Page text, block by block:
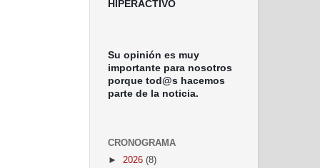
HIPERACTIVO
Su opinión es muy
importante para nosotros
porque tod@s hacemos
parte de la noticia.
CRONOGRAMA
► 2026 (8)